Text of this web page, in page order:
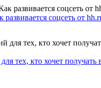
развивается соцсеть от
тех, кто хочет получать